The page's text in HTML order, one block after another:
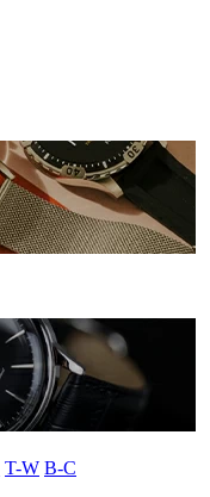
T-W В-С